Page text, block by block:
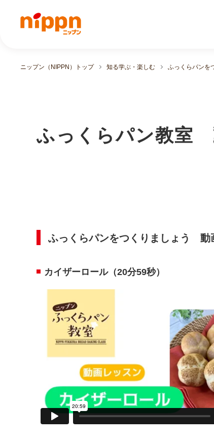
ニップン（NIPPN）トップ 知る学ぶ・楽しむ ふっくらパンを
ふっくらパン教室
ふっくらパンをつくりましょう 動
カイザーロール（20分59秒）